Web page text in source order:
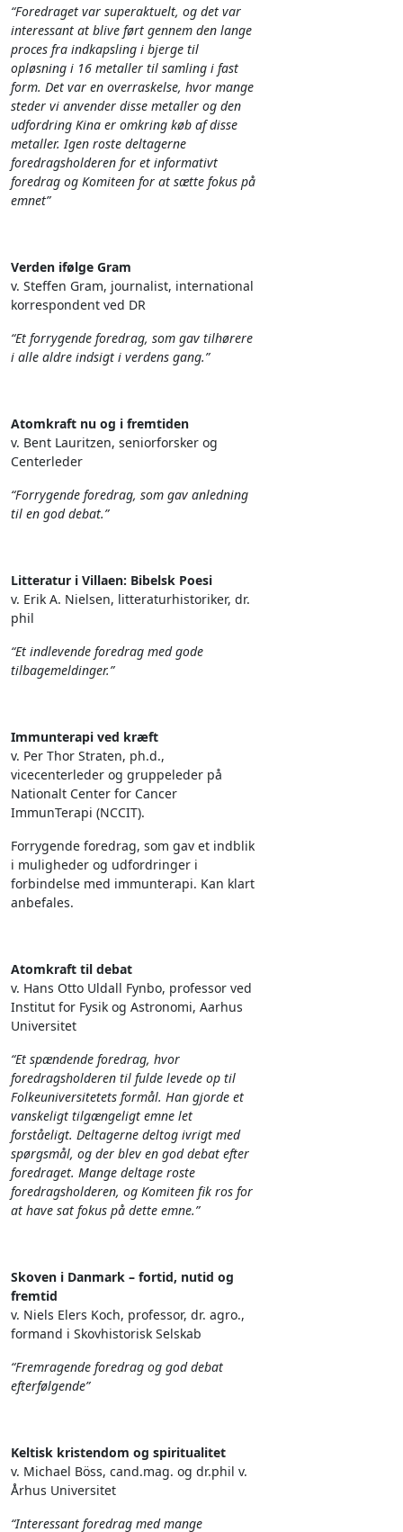
“Foredraget var superaktuelt, og det var
interessant at blive ført gennem den lange
proces fra indkapsling i bjerge til
opløsning i 16 metaller til samling i fast
form. Det var en overraskelse, hvor mange
steder vi anvender disse metaller og den
udfordring Kina er omkring køb af disse
metaller. Igen roste deltagerne
foredragsholderen for et informativt
foredrag og Komiteen for at sætte fokus på
emnet”
Verden ifølge Gram
v. Steffen Gram, journalist, international
korrespondent ved DR
“Et forrygende foredrag, som gav tilhørere
i alle aldre indsigt i verdens gang.”
Atomkraft nu og i fremtiden
v. Bent Lauritzen, seniorforsker og
Centerleder
“Forrygende foredrag, som gav anledning
til en god debat.”
Litteratur i Villaen: Bibelsk Poesi
v. Erik A. Nielsen, litteraturhistoriker, dr.
phil
“Et indlevende foredrag med gode
tilbagemeldinger.”
Immunterapi ved kræft
v. Per Thor Straten, ph.d.,
vicecenterleder og gruppeleder på
Nationalt Center for Cancer
ImmunTerapi (NCCIT).
Forrygende foredrag, som gav et indblik
i muligheder og udfordringer i
forbindelse med immunterapi. Kan klart
anbefales.
Atomkraft til debat
v. Hans Otto Uldall Fynbo, professor ved
Institut for Fysik og Astronomi, Aarhus
Universitet
“Et spændende foredrag, hvor
foredragsholderen til fulde levede op til
Folkeuniversitetets formål. Han gjorde et
vanskeligt tilgængeligt emne let
forståeligt. Deltagerne deltog ivrigt med
spørgsmål, og der blev en god debat efter
foredraget. Mange deltage roste
foredragsholderen, og Komiteen fik ros for
at have sat fokus på dette emne.”
Skoven i Danmark – fortid, nutid og
fremtid
v. Niels Elers Koch, professor, dr. agro.,
formand i Skovhistorisk Selskab
“Fremragende foredrag og god debat
efterfølgende”
Keltisk kristendom og spiritualitet
v. Michael Böss, cand.mag. og dr.phil v.
Århus Universitet
“Interessant foredrag med mange